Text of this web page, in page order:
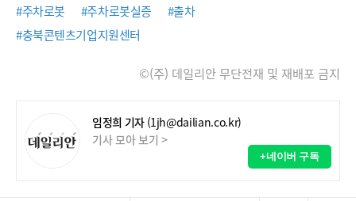
#주차로봇
#주차로봇실증
#출차
#충북콘텐츠기업지원센터
©(주) 데일리안 무단전재 및 재배포 금지
임정희 기자 (1jh@dailian.co.kr)
기사 모아 보기 >
+네이버 구독